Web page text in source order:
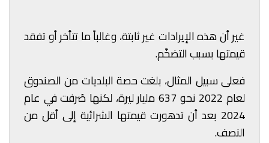
غير أن هذه الإيرادات غير ثابتة، وغالباً ما تتأخر أو تفقد
قيمتها بسبب التضخّم.
فعلى سبيل المثال، بلغت حصة البلديات من الصندوق
لعام 2022 نحو 637 مليار ليرة، لكنها صُرفت في عام
2024 بعد أن تدهورت قيمتها الشرائية إلى أقل من
النصف.